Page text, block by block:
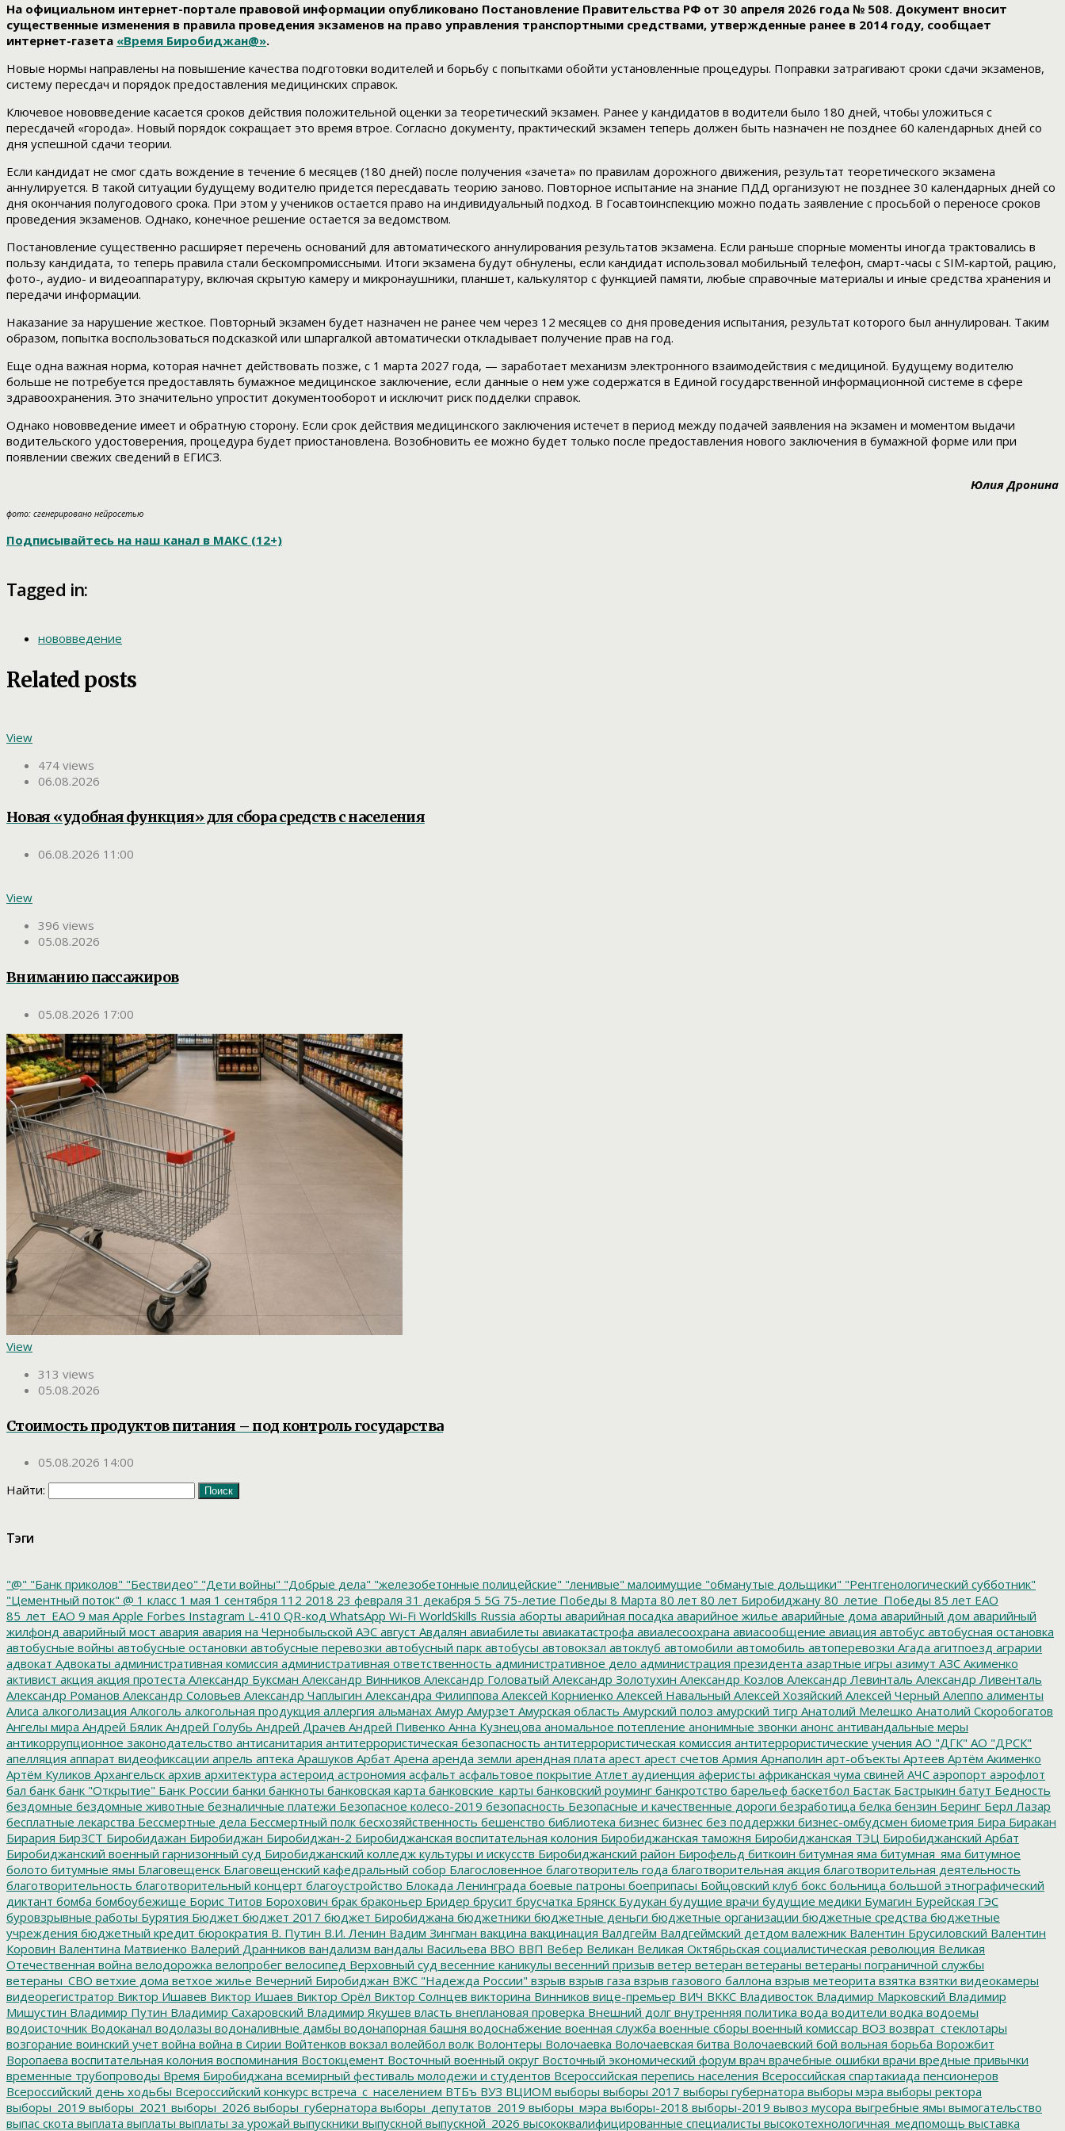
На официальном интернет-портале правовой информации опубликовано Постановление Правительства РФ от 30 апреля 2026 года № 508. Документ вносит
существенные изменения в правила проведения экзаменов на право управления транспортными средствами, утвержденные ранее в 2014 году, сообщает
интернет-газета «Время Биробиджан@».
Новые нормы направлены на повышение качества подготовки водителей и борьбу с попытками обойти установленные процедуры. Поправки затрагивают сроки сдачи экзаменов,
систему пересдач и порядок предоставления медицинских справок.
Ключевое нововведение касается сроков действия положительной оценки за теоретический экзамен. Ранее у кандидатов в водители было 180 дней, чтобы уложиться с
пересдачей «города». Новый порядок сокращает это время втрое. Согласно документу, практический экзамен теперь должен быть назначен не позднее 60 календарных дней со
дня успешной сдачи теории.
Если кандидат не смог сдать вождение в течение 6 месяцев (180 дней) после получения «зачета» по правилам дорожного движения, результат теоретического экзамена
аннулируется. В такой ситуации будущему водителю придется пересдавать теорию заново. Повторное испытание на знание ПДД организуют не позднее 30 календарных дней со
дня окончания полугодового срока. При этом у учеников остается право на индивидуальный подход. В Госавтоинспекцию можно подать заявление с просьбой о переносе сроков
проведения экзаменов. Однако, конечное решение остается за ведомством.
Постановление существенно расширяет перечень оснований для автоматического аннулирования результатов экзамена. Если раньше спорные моменты иногда трактовались в
пользу кандидата, то теперь правила стали бескомпромиссными. Итоги экзамена будут обнулены, если кандидат использовал мобильный телефон, смарт-часы с SIM-картой, рацию,
фото-, аудио- и видеоаппаратуру, включая скрытую камеру и микронаушники, планшет, калькулятор с функцией памяти, любые справочные материалы и иные средства хранения и
передачи информации.
Наказание за нарушение жесткое. Повторный экзамен будет назначен не ранее чем через 12 месяцев со дня проведения испытания, результат которого был аннулирован. Таким
образом, попытка воспользоваться подсказкой или шпаргалкой автоматически откладывает получение прав на год.
Еще одна важная норма, которая начнет действовать позже, с 1 марта 2027 года, — заработает механизм электронного взаимодействия с медициной. Будущему водителю
больше не потребуется предоставлять бумажное медицинское заключение, если данные о нем уже содержатся в Единой государственной информационной системе в сфере
здравоохранения. Это значительно упростит документооборот и исключит риск подделки справок.
Однако нововведение имеет и обратную сторону. Если срок действия медицинского заключения истечет в период между подачей заявления на экзамен и моментом выдачи
водительского удостоверения, процедура будет приостановлена. Возобновить ее можно будет только после предоставления нового заключения в бумажной форме или при
появлении свежих сведений в ЕГИСЗ.
Юлия Дронина
фото: сгенерировано нейросетью
Подписывайтесь на наш канал в МАКС (12+)
Tagged in:
нововведение
Related posts
View
474 views
06.08.2026
Новая «удобная функция» для сбора средств с населения
06.08.2026 11:00
View
396 views
05.08.2026
Вниманию пассажиров
05.08.2026 17:00
View
313 views
05.08.2026
Стоимость продуктов питания – под контроль государства
05.08.2026 14:00
Найти:
Тэги
"@" "Банк приколов" "Бествидео" "Дети войны" "Добрые дела" "железобетонные полицейские" "ленивые" малоимущие "обманутые дольщики" "Рентгенологический субботник"
"Цементный поток" @ 1 класс 1 мая 1 сентября 112 2018 23 февраля 31 декабря 5 5G 75-летие Победы 8 Марта 80 лет 80 лет Биробиджану 80_летие_Победы 85 лет ЕАО
85_лет_ЕАО 9 мая Apple Forbes Instagram L-410 QR-код WhatsApp Wi-Fi WorldSkills Russia аборты аварийная посадка аварийное жилье аварийные дома аварийный дом аварийный
жилфонд аварийный мост авария авария на Чернобыльской АЭС август Авдалян авиабилеты авиакатастрофа авиалесоохрана авиасообщение авиация автобус автобусная остановка
автобусные войны автобусные остановки автобусные перевозки автобусный парк автобусы автовокзал автоклуб автомобили автомобиль автоперевозки Агада агитпоезд аграрии
адвокат Адвокаты административная комиссия административная ответственность административное дело администрация президента азартные игры азимут АЗС Акименко
активист акция акция протеста Александр Буксман Александр Винников Александр Головатый Александр Золотухин Александр Козлов Александр Левинталь Александр Ливенталь
Александр Романов Александр Соловьев Александр Чаплыгин Александра Филиппова Алексей Корниенко Алексей Навальный Алексей Хозяйский Алексей Черный Алеппо алименты
Алиса алкоголизация Алкоголь алкогольная продукция аллергия альманах Амур Амурзет Амурская область Амурский полоз амурский тигр Анатолий Мелешко Анатолий Скоробогатов
Ангелы мира Андрей Бялик Андрей Голубь Андрей Драчев Андрей Пивенко Анна Кузнецова аномальное потепление анонимные звонки анонс антивандальные меры
антикоррупционное законодательство антисанитария антитеррористическая безопасность антитеррористическая комиссия антитеррористические учения АО "ДГК" АО "ДРСК"
апелляция аппарат видеофиксации апрель аптека Арашуков Арбат Арена аренда земли арендная плата арест арест счетов Армия Арнаполин арт-объекты Артеев Артём Акименко
Артём Куликов Архангельск архив архитектура астероид астрономия асфальт асфальтовое покрытие Атлет аудиенция аферисты африканская чума свиней АЧС аэропорт аэрофлот
бал банк банк "Открытие" Банк России банки банкноты банковская карта банковские_карты банковский роуминг банкротство барельеф баскетбол Бастак Бастрыкин батут Бедность
бездомные бездомные животные безналичные платежи Безопасное колесо-2019 безопасность Безопасные и качественные дороги безработица белка бензин Беринг Берл Лазар
бесплатные лекарства Бессмертные дела Бессмертный полк бесхозяйственность бешенство библиотека бизнес бизнес без поддержки бизнес-омбудсмен биометрия Бира Биракан
Бирария БирЗСТ Биробидажан Биробиджан Биробиджан-2 Биробиджанская воспитательная колония Биробиджанская таможня Биробиджанская ТЭЦ Биробиджанский Арбат
Биробиджанский военный гарнизонный суд Биробиджанский колледж культуры и искусств Биробиджанский район Бирофельд биткоин битумная яма битумная_яма битумное
болото битумные ямы Благовещенск Благовещенский кафедральный собор Благословенное благотворитель года благотворительная акция благотворительная деятельность
благотворительность благотворительный концерт благоустройство Блокада Ленинграда боевые патроны боеприпасы Бойцовский клуб бокс больница большой этнографический
диктант бомба бомбоубежище Борис Титов Борохович брак браконьер Бридер брусит брусчатка Брянск Будукан будущие врачи будущие медики Бумагин Бурейская ГЭС
буровзрывные работы Бурятия Бюджет бюджет 2017 бюджет Биробиджана бюджетники бюджетные деньги бюджетные организации бюджетные средства бюджетные
учреждения бюджетный кредит бюрократия В. Путин В.И. Ленин Вадим Зингман вакцина вакцинация Валдгейм Валдгеймский детдом валежник Валентин Брусиловский Валентин
Коровин Валентина Матвиенко Валерий Дранников вандализм вандалы Васильева ВВО ВВП Вебер Великан Великая Октябрьская социалистическая революция Великая
Отечественная война велодорожка велопробег велосипед Верховный суд весенние каникулы весенний призыв ветер ветеран ветераны ветераны пограничной службы
ветераны_СВО ветхие дома ветхое жилье Вечерний Биробиджан ВЖС "Надежда России" взрыв взрыв газа взрыв газового баллона взрыв метеорита взятка взятки видеокамеры
видеорегистратор Виктор Ишавев Виктор Ишаев Виктор Орёл Виктор Солнцев викторина Винников вице-премьер ВИЧ ВККС Владивосток Владимир Марковский Владимир
Мишустин Владимир Путин Владимир Сахаровский Владимир Якушев власть внеплановая проверка Внешний долг внутренняя политика вода водители водка водоемы
водоисточник Водоканал водолазы водоналивные дамбы водонапорная башня водоснабжение военная служба военные сборы военный комиссар ВОЗ возврат_стеклотары
возгорание воинский учет война война в Сирии Войтенков вокзал волейбол волк Волонтеры Волочаевка Волочаевская битва Волочаевский бой вольная борьба Ворожбит
Воропаева воспитательная колония воспоминания Востокцемент Восточный военный округ Восточный экономический форум врач врачебные ошибки врачи вредные привычки
временные трубопроводы Время Биробиджана всемирный фестиваль молодежи и студентов Всероссийская перепись населения Всероссийская спартакиада пенсионеров
Всероссийский день ходьбы Всероссийский конкурс встреча_с_населением ВТБъ ВУЗ ВЦИОМ выборы выборы 2017 выборы губернатора выборы мэра выборы ректора
выборы_2019 выборы_2021 выборы_2026 выборы_губернатора выборы_депутатов_2019 выборы_мэра выборы-2018 выборы-2019 вывоз мусора выгребные ямы вымогательство
выпас скота выплата выплаты выплаты за урожай выпускники выпускной выпускной_2026 высококвалифицированные специалисты высокотехнологичная_медпомощь выставка